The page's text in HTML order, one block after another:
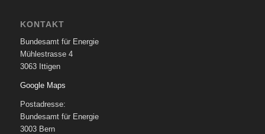
KONTAKT
Bundesamt für Energie
Mühlestrasse 4
3063 Ittigen
Google Maps
Postadresse:
Bundesamt für Energie
3003 Bern